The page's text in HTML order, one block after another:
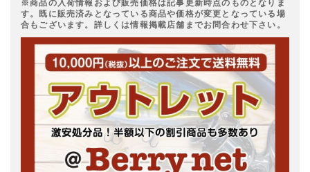
※商品の入荷情報および販売価格は記事更新時点のものとなりま
す。既に販売済みとなっている商品や価格が変更となっている場
合もございます。詳しくは情報掲載店舗までお問合わせ下さい。